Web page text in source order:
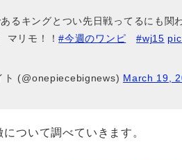
るキングとつい先日戦ってるにも
マリモ！！#今週のワンピ #wj15
(@onepiecebignews) March 19,
ついて調べていきます。